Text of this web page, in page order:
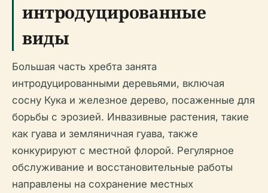
интродуцированные
виды
Большая часть хребта занята
интродуцированными деревьями, включая
сосну Кука и железное дерево, посаженные для
борьбы с эрозией. Инвазивные растения, такие
как гуава и земляничная гуава, также
конкурируют с местной флорой. Регулярное
обслуживание и восстановительные работы
направлены на сохранение местных